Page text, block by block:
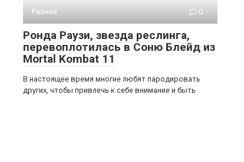
Разное 0
Ронда Раузи, звезда реслинга,
перевоплотилась в Соню Блейд из
Mortal Kombat 11
В настоящее время многие любят пародировать
других, чтобы привлечь к себе внимание и быть